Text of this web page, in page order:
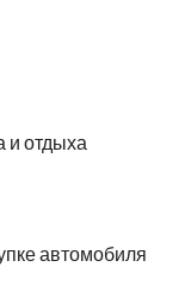
и отдыха
автомобиля